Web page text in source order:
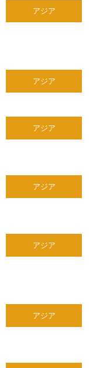
アジア
アジア
アジア
アジア
アジア
アジア